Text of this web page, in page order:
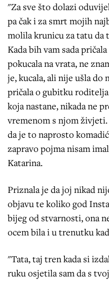
"Za sve što dolazi
pa čak i za smrt mojih
molila krunicu za tatu da
Kada bih vam sada
pokucala na vrata, ne
je, kucala, ali nije ušla do
pričala o gubitku
koja nastane, nikada ne
vremenom s njom
da je to naprosto
zapravo pojma nisam
Katarina.
Priznala je da joj nikad
objavu te koliko god
bijeg od stvarnosti, ona
ocem bila i u trenutku
"Tata, taj tren kada si
ruku osjetila sam da s